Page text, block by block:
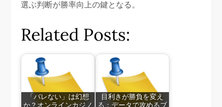
選ぶ判断が勝率向上の鍵となる。
Related Posts:
「バレない」は幻想
目利きが勝負を変え